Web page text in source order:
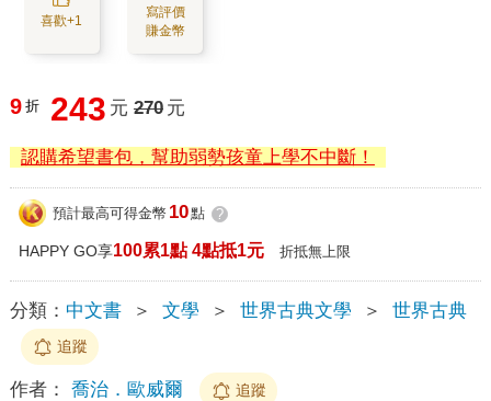
喜歡+1
寫評價
賺金幣
9 折 243 元 270 元
認購希望書包，幫助弱勢孩童上學不中斷！
預計最高可得金幣 10點 ?
HAPPY GO享100累1點 4點抵1元 折抵無上限
分類： 中文書 ＞ 文學 ＞ 世界古典文學 ＞ 世界古典
追蹤
作者： 喬治．歐威爾 追蹤